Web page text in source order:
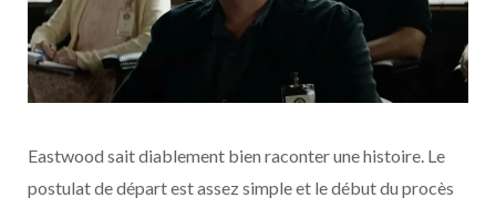
Eastwood sait diablement bien raconter une histoire. Le
postulat de départ est assez simple et le début du procès